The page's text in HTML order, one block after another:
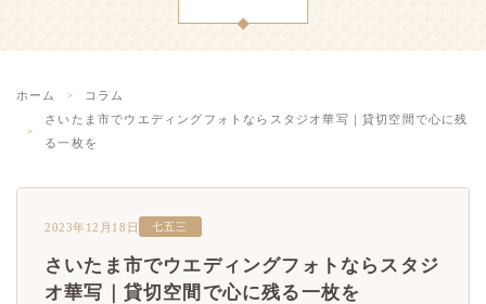
ホーム
コラム
さいたま市でウエディングフォトならスタジオ華写｜貸切空間で心に残
る一枚を
2023年12月18日 七五三
さいたま市でウエディングフォトならスタジ
オ華写｜貸切空間で心に残る一枚を